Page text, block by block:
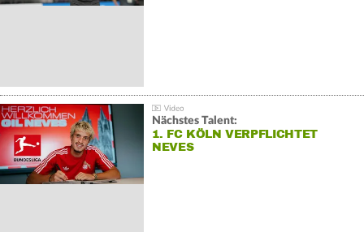
Nächstes Talent:
1. FC KÖLN VERPFLICHTET
NEVES